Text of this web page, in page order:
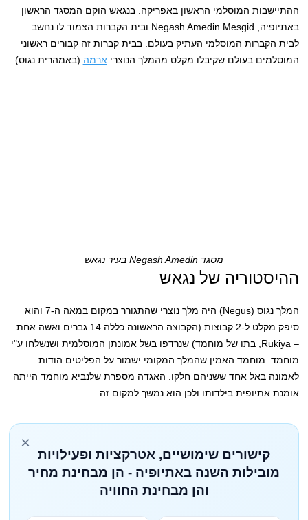
ההתיישבות המוסלמי הראשון באפריקה. בנגאש הוקם המסגד הראשון
באתיופיה, Negash Amedin Mesgid ובית הקברות הצמוד לו נחשב
לבית הקברות המוסלמי העתיק בעולם. בבית קברות זה קבורים ראשוני
המוסלמים בעולם שקיבלו מקלט מהמלך הנוצרי ארמה (באמהרית נגוס).
מסגד Negash Amedin בעיר נגאש
ההיסטוריה של נגאש
המלך נגוס (Negus) היה מלך נוצרי שהתגורר במקום במאה ה-7 והוא
סיפק מקלט ל-2 קבוצות (הקבוצה הראשונה כללה 14 גברים ואשה אחת
– Rukiya, בתו של מוחמד) שנרדפו בשל אמונתן המוסלמית ושנשלחו ע"י
מוחמד. מוחמד האמין שהמלך המקומי ישמור על הפליטים הודות
לאמונה באל אחד ששניהם חלקו. האגדה מספרת שלנביא מוחמד הייתה
אומנת אתיופית בילדותו ולכן הוא נמשך למקום זה.
×
קישורים שימושיים, אטרקציות ופעילויות
מובילות השנה באתיופיה - הן מבחינת מחיר
והן מבחינת החוויה